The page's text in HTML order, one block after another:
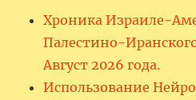
Хроника Израиле-
Палестино-
Август 2026 года.
Использование